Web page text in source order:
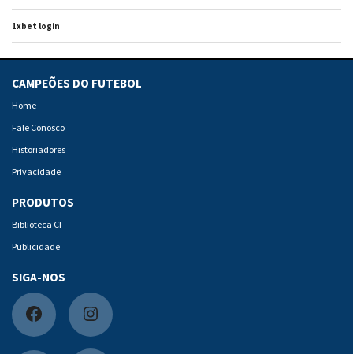
1xbet login
CAMPEÕES DO FUTEBOL
Home
Fale Conosco
Historiadores
Privacidade
PRODUTOS
Biblioteca CF
Publicidade
SIGA-NOS
F
I